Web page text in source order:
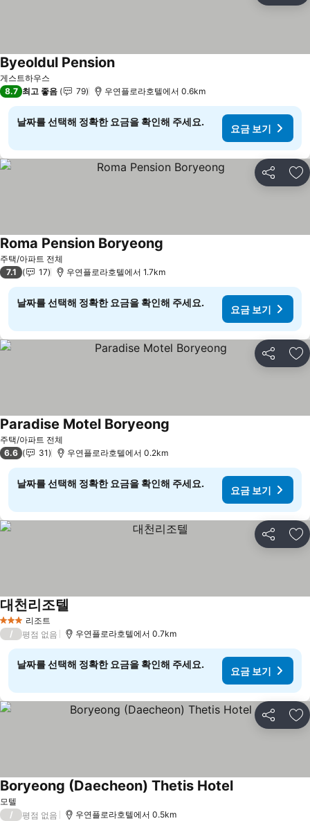
게스트하우스
Byeoldul Pension요금 보기
8.7 최고 좋음 79 우연플로라호텔에서 0.6km
날짜를 선택해 정확한 요금을 확인해 주세요.
요금 보기
공유 즐
주택/아파트 전체
Roma Pension Boryeong
7.1 17 우연플로라호텔에서 1.7km
날짜를 선택해 정확한 요금을 확인해 주세요.
요금 보기
공유 즐
주택/아파트 전체
Paradise Motel Boryeong
6.6 31 우연플로라호텔에서 0.2km
날짜를 선택해 정확한 요금을 확인해 주세요.
요금 보기
공유 즐
3 성급 리조트
대천리조텔
/ 평점 없음 우연플로라호텔에서 0.7km
날짜를 선택해 정확한 요금을 확인해 주세요.
요금 보기
공유 즐
모텔
Boryeong (Daecheon) Thetis Hotel요금 보기
/ 평점 없음 우연플로라호텔에서 0.5km